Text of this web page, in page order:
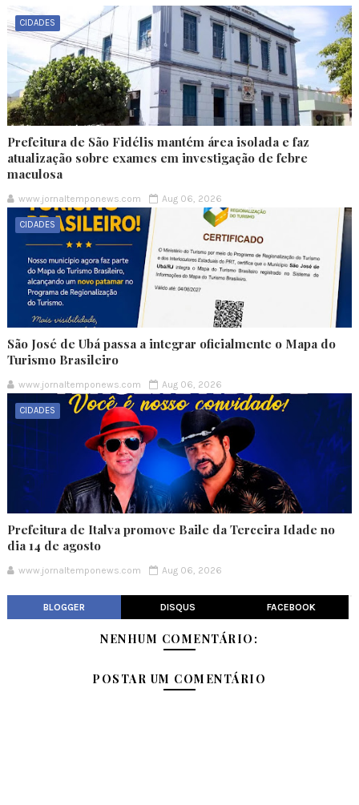
CIDADES
Prefeitura de São Fidélis mantém área isolada e faz
atualização sobre exames em investigação de febre
maculosa
www.jornaltemponews.com Aug 06, 2026
CIDADES
São José de Ubá passa a integrar oficialmente o Mapa do
Turismo Brasileiro
www.jornaltemponews.com Aug 06, 2026
CIDADES
Prefeitura de Italva promove Baile da Terceira Idade no
dia 14 de agosto
www.jornaltemponews.com Aug 06, 2026
BLOGGER DISQUS FACEBOOK
NENHUM COMENTÁRIO:
POSTAR UM COMENTÁRIO